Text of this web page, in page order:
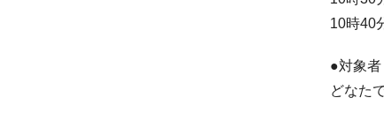
10時
●対象者
どなた